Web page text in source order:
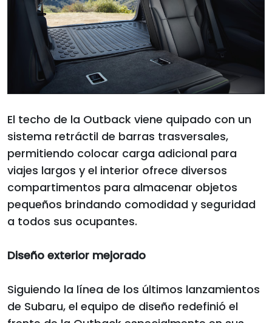
El techo de la Outback viene quipado con un
sistema retráctil de barras trasversales,
permitiendo colocar carga adicional para
viajes largos y el interior ofrece diversos
compartimentos para almacenar objetos
pequeños brindando comodidad y seguridad
a todos sus ocupantes.
Diseño exterior mejorado
Siguiendo la línea de los últimos lanzamientos
de Subaru, el equipo de diseño redefinió el